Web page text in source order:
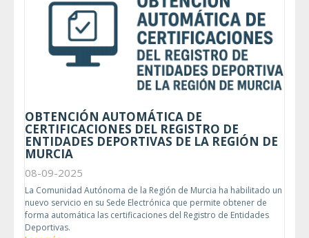
OBTENCIÓN AUTOMÁTICA DE
CERTIFICACIONES DEL REGISTRO DE
ENTIDADES DEPORTIVAS DE LA REGIÓN DE
MURCIA
08-09-2025
La Comunidad Autónoma de la Región de Murcia ha habilitado un
nuevo servicio en su Sede Electrónica que permite obtener de
forma automática las certificaciones del Registro de Entidades
Deportivas.